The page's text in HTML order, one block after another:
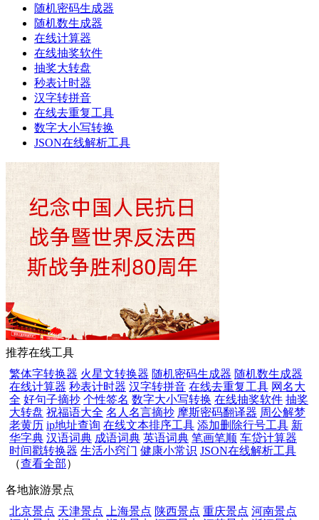
随机密码生成器
随机数生成器
在线计算器
在线抽奖软件
抽奖大转盘
秒表计时器
汉字转拼音
在线去重复工具
数字大小写转换
JSON在线解析工具
推荐在线工具
繁体字转换器 火星文转换器 随机密码生成器 随机数生成器
在线计算器 秒表计时器 汉字转拼音 在线去重复工具 网名大
全 好句子摘抄 个性签名 数字大小写转换 在线抽奖软件 抽奖
大转盘 祝福语大全 名人名言摘抄 摩斯密码翻译器 周公解梦
老黄历 ip地址查询 在线文本排序工具 添加删除行号工具 新
华字典 汉语词典 成语词典 英语词典 笔画笔顺 车贷计算器
时间戳转换器 生活小窍门 健康小常识 JSON在线解析工具
（查看全部）
各地旅游景点
北京景点 天津景点 上海景点 陕西景点 重庆景点 河南景点